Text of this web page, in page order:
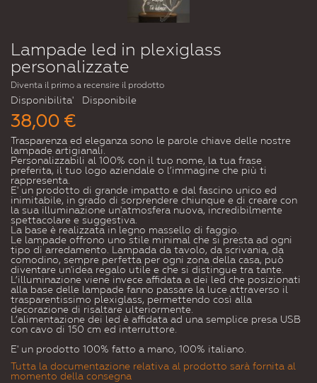
Lampade led in plexiglass
personalizzate
Diventa il primo a recensire il prodotto
Disponibilita' Disponibile
38,00 €
Trasparenza ed eleganza sono le parole chiave delle nostre
lampade artigianali.
Personalizzabili al 100% con il tuo nome, la tua frase
preferita, il tuo logo aziendale o l’immagine che più ti
rappresenta.
E' un prodotto di grande impatto e dal fascino unico ed
inimitabile, in grado di sorprendere chiunque e di creare con
la sua illuminazione un'atmosfera nuova, incredibilmente
spettacolare e suggestiva.
La base è realizzata in legno massello di faggio.
Le lampade offrono uno stile minimal che si presta ad ogni
tipo di arredamento. Lampada da tavolo, da scrivania, da
comodino, sempre perfetta per ogni zona della casa, può
diventare un'idea regalo utile e che si distingue tra tante.
L’illuminazione viene invece affidata a dei led che posizionati
alla base delle lampade fanno passare la luce attraverso il
trasparentissimo plexiglass, permettendo così alla
decorazione di risaltare ulteriormente.
L’alimentazione dei led è affidata ad una semplice presa USB
con cavo di 150 cm ed interruttore.
E' un prodotto 100% fatto a mano, 100% italiano.
Tutta la documentazione relativa al prodotto sarà fornita al
momento della consegna